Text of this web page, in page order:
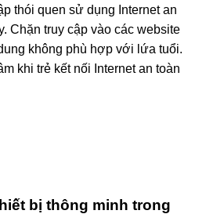
thói quen sử dụng Internet an
Chặn truy cập vào các website
không phù hợp với lứa tuổi.
khi trẻ kết nối Internet an toàn
bị thông minh trong